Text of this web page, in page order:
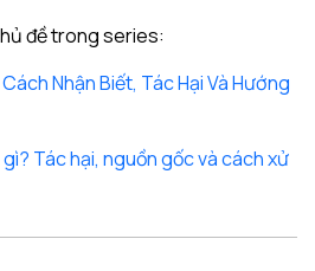
đề trong series:
Nhận Biết, Tác Hại Và Hướng
Tác hại, nguồn gốc và cách xử